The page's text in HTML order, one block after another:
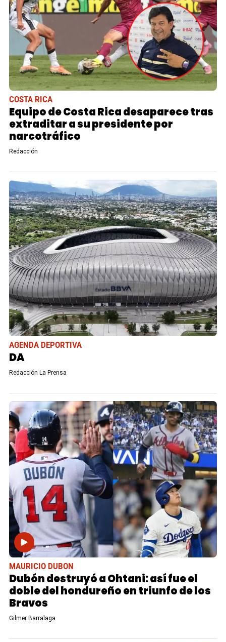
COSTA RICA
Equipo de Costa Rica desaparece tras
extraditar a su presidente por
narcotráfico
Redacción
AGENDA DEPORTIVA
DA
Redacción La Prensa
MAURICIO DUBON
Dubón destruyó a Ohtani: así fue el
doble del hondureño en triunfo de los
Bravos
Gilmer Barralaga